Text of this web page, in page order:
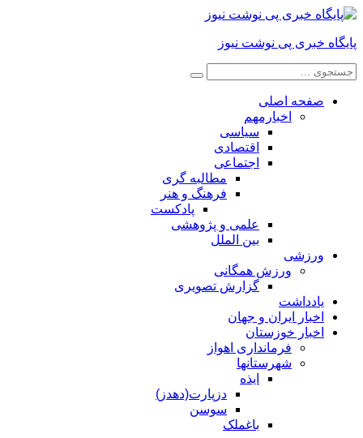
پایگاه خبری پی نوشت نیوز
صفحه اصلی
اخبارمهم
سیاسی
اقتصادی
اجتماعی
مطالبه گری
فرهنگ و هنر
پادکست
علمی و پژوهشی
بین الملل
ورزشی
ورزش همگانی
گزارش تصویری
یادداشت
اخبار ایران و جهان
اخبار خوزستان
فرمانداری اهواز
شهرستانها
ایذه
دزپارت(دهدز)
سوسن
باغملک